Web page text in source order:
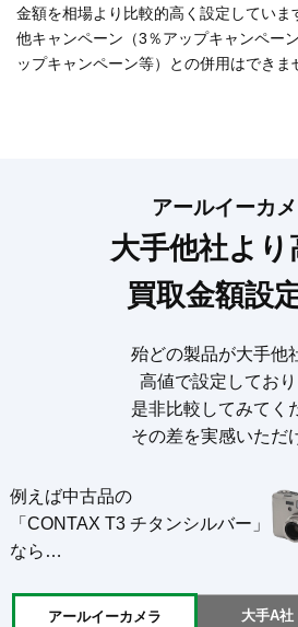
金額を相場より比較的高く設定していま
他キャンペーン（3％アップキャンペー
ップキャンペーン等）との併用はできま
アールイーカ
大手他社より
買取金額設
殆どの製品が大手他
高値で設定しており
是非比較してみてく
その差を実感いただ
例えば中古品の
「CONTAX T3 チタンシルバー」
なら…
アールイーカメラ 大手A社